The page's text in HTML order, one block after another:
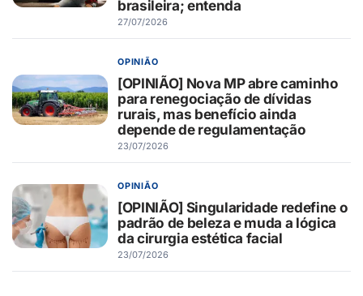
brasileira; entenda
27/07/2026
OPINIÃO
[OPINIÃO] Nova MP abre caminho
para renegociação de dívidas
rurais, mas benefício ainda
depende de regulamentação
23/07/2026
OPINIÃO
[OPINIÃO] Singularidade redefine o
padrão de beleza e muda a lógica
da cirurgia estética facial
23/07/2026